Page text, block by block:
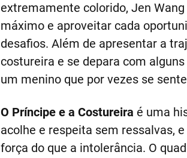
extremamente colorido, Jen
máximo e aproveitar cada
desafios. Além de apresentar a
costureira e se depara com
um menino que por vezes se
O Príncipe e a Costureira é uma
acolhe e respeita sem ressalvas,
força do que a intolerância. O